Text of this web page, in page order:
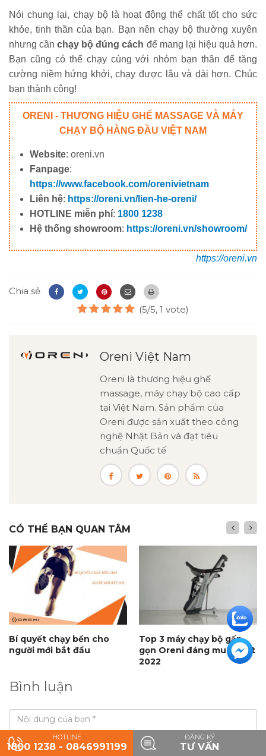
Nói chung lại, chạy bộ là hoạt động thể chất tốt cho sức
khỏe, tinh thần của bạn. Bạn nên chạy bộ thường xuyên
nhưng cầnchạy bộ đúng cách để mang lại hiệu quả hơn.
Bạn cũng có thể chạy cùng với nhóm bạn thân để tăng
cường niềm hứng khởi, chạy được lâu và dài hơn. Chúc
bạn thành công!
ORENI - THƯƠNG HIỆU GHẾ MASSAGE VÀ MÁY
CHẠY BỘ HÀNG ĐẦU VIỆT NAM
Website: oreni.vn
Fanpage:
https://www.facebook.com/orenivietnam
Liên hệ: https://oreni.vn/lien-he-oreni/
HOTLINE miễn phí: 1800 1238
Hệ thống showroom: https://oreni.vn/showroom/
https://oreni.vn
Chia sẻ
(5/5, 1 vote)
Oreni Việt Nam
Oreni là thương hiệu ghế
massage, máy chạy bộ cao cấp
tại Việt Nam. Sản phẩm của
Oreni được sản xuất theo công
nghệ Nhật Bản và đạt tiêu
chuẩn Quốc tế
CÓ THỂ BẠN QUAN TÂM
Bí quyết chạy bền cho
người mới bắt đầu
Top 3 máy chạy bộ gấp
gọn Oreni đáng mua nhất
2022
Bình luận
HOTLINE
1800 1238 - 0846991199
ĐĂNG KÝ
TƯ VẤN